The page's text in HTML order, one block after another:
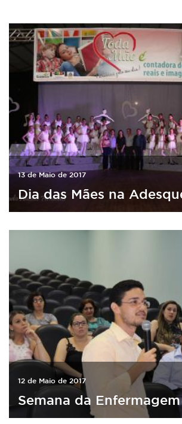
13 de Maio de 2017
Dia das Mães na
12 de Maio de 2017
Semana da